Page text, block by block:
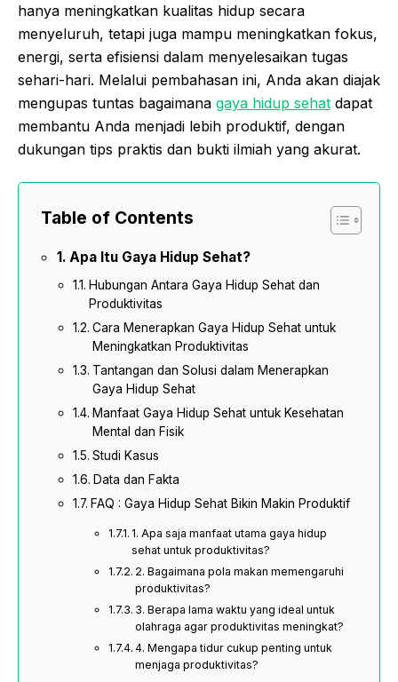
hanya meningkatkan kualitas hidup secara
menyeluruh, tetapi juga mampu meningkatkan fokus,
energi, serta efisiensi dalam menyelesaikan tugas
sehari-hari. Melalui pembahasan ini, Anda akan diajak
mengupas tuntas bagaimana gaya hidup sehat dapat
membantu Anda menjadi lebih produktif, dengan
dukungan tips praktis dan bukti ilmiah yang akurat.
Table of Contents
Apa Itu Gaya Hidup Sehat?
Hubungan Antara Gaya Hidup Sehat dan
Produktivitas
Cara Menerapkan Gaya Hidup Sehat untuk
Meningkatkan Produktivitas
Tantangan dan Solusi dalam Menerapkan
Gaya Hidup Sehat
Manfaat Gaya Hidup Sehat untuk Kesehatan
Mental dan Fisik
Studi Kasus
Data dan Fakta
FAQ : Gaya Hidup Sehat Bikin Makin Produktif
1. Apa saja manfaat utama gaya hidup
sehat untuk produktivitas?
2. Bagaimana pola makan memengaruhi
produktivitas?
3. Berapa lama waktu yang ideal untuk
olahraga agar produktivitas meningkat?
4. Mengapa tidur cukup penting untuk
menjaga produktivitas?